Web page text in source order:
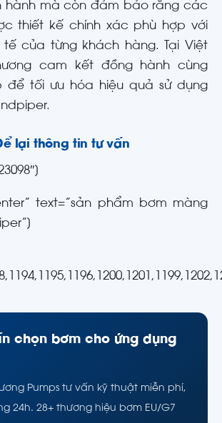
hành mà còn đảm bảo rằng các
thiết kế chính xác phù hợp với
của từng khách hàng. Tại Việt
cam kết đồng hành cùng
để tối ưu hóa hiệu quả sử dụng
lại thông tin tư vấn
text=”sản phẩm bơm màng
chọn bơm cho ứng dụng
Pumps tư vấn kỹ thuật miễn phí,
24h. 28+ thương hiệu bơm EU/G7